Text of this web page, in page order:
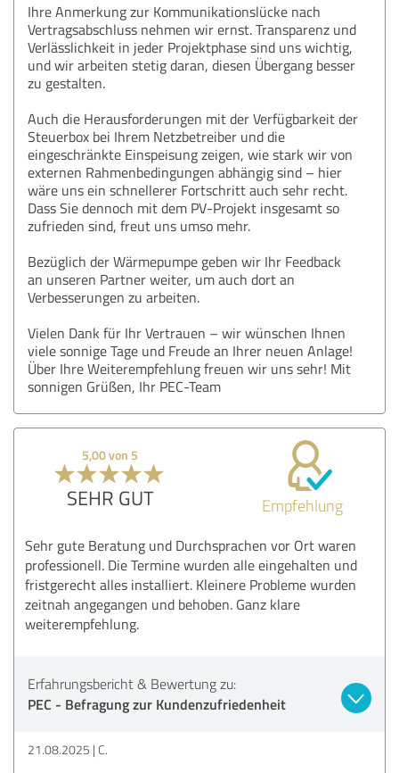
Ihre Anmerkung zur Kommunikationslücke nach
Vertragsabschluss nehmen wir ernst. Transparenz und
Verlässlichkeit in jeder Projektphase sind uns wichtig,
und wir arbeiten stetig daran, diesen Übergang besser
zu gestalten.
Auch die Herausforderungen mit der Verfügbarkeit der
Steuerbox bei Ihrem Netzbetreiber und die
eingeschränkte Einspeisung zeigen, wie stark wir von
externen Rahmenbedingungen abhängig sind – hier
wäre uns ein schnellerer Fortschritt auch sehr recht.
Dass Sie dennoch mit dem PV-Projekt insgesamt so
zufrieden sind, freut uns umso mehr.
Bezüglich der Wärmepumpe geben wir Ihr Feedback
an unseren Partner weiter, um auch dort an
Verbesserungen zu arbeiten.
Vielen Dank für Ihr Vertrauen – wir wünschen Ihnen
viele sonnige Tage und Freude an Ihrer neuen Anlage!
Über Ihre Weiterempfehlung freuen wir uns sehr! Mit
sonnigen Grüßen, Ihr PEC-Team
5,00 von 5
SEHR GUT Empfehlung
Sehr gute Beratung und Durchsprachen vor Ort waren
professionell. Die Termine wurden alle eingehalten und
fristgerecht alles installiert. Kleinere Probleme wurden
zeitnah angegangen und behoben. Ganz klare
weiterempfehlung.
Erfahrungsbericht & Bewertung zu:
PEC - Befragung zur Kundenzufriedenheit
21.08.2025 C.